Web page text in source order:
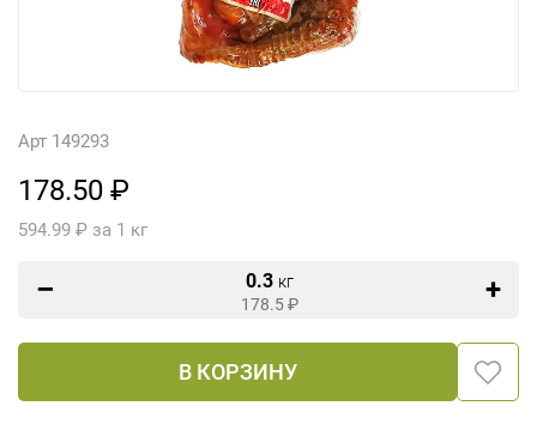
Арт 149293
178.50 ₽
594.99 ₽ за 1 кг
0.3 кг
178.5₽
В КОРЗИНУ